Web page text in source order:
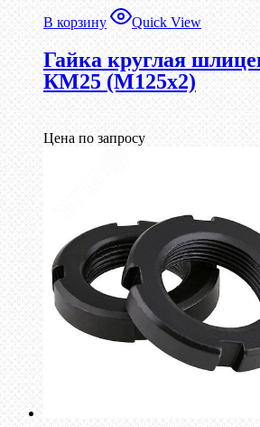
В корзину Quick View
Гайка круглая
КМ25 (М125х2)
Цена по запросу